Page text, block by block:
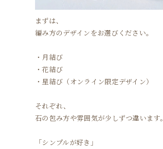
まずは、
編み方のデザインをお選びください。
・月結び
・花結び
・星結び（オンライン限定デザイン）
それぞれ、
石の包み方や雰囲気が少しずつ違います。
「シンプルが好き」